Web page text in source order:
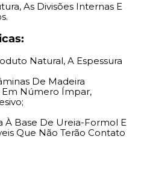
As Divisões Internas E
Natural, A Espessura
De Madeira
Número Ímpar,
À Base De Ureia-Formol E
Que Não Terão Contato